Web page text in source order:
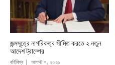
জন্মসূত্রে নাগরিকত্ব সীমিত করতে ২ নতুন
আদেশ ট্রাম্পের
বর্হিবিশ্ব আগস্ট ৭, ২০২৬